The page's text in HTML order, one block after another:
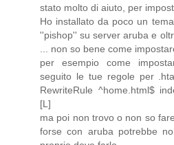
stato molto di aiuto, per
Ho installato da poco un
''pishop'' su server aruba e
... non so bene come
per esempio come
seguito le tue regole per
RewriteRule ^home.html$
[L]
ma poi non trovo o non so
forse con aruba potrebbe